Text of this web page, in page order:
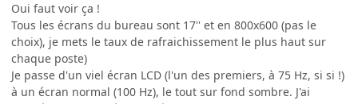
Oui faut voir ça !
Tous les écrans du bureau sont 17'' et en 800x600 (pas le
choix), je mets le taux de rafraichissement le plus haut sur
chaque poste)
Je passe d'un viel écran LCD (l'un des premiers, à 75 Hz, si si !)
à un écran normal (100 Hz), le tout sur fond sombre. J'ai